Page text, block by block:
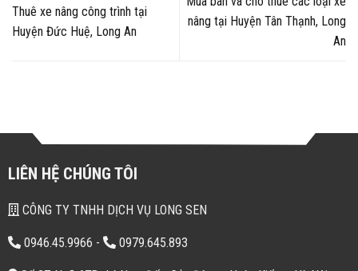
Thuê xe nâng công trình tại
Huyện Đức Huệ, Long An
nâng tại Huyện Tân Thạnh, Long
An
LIÊN HỆ CHÚNG TÔI
CÔNG TY TNHH DỊCH VỤ LONG SEN
0946.45.9966 - 0979.645.893